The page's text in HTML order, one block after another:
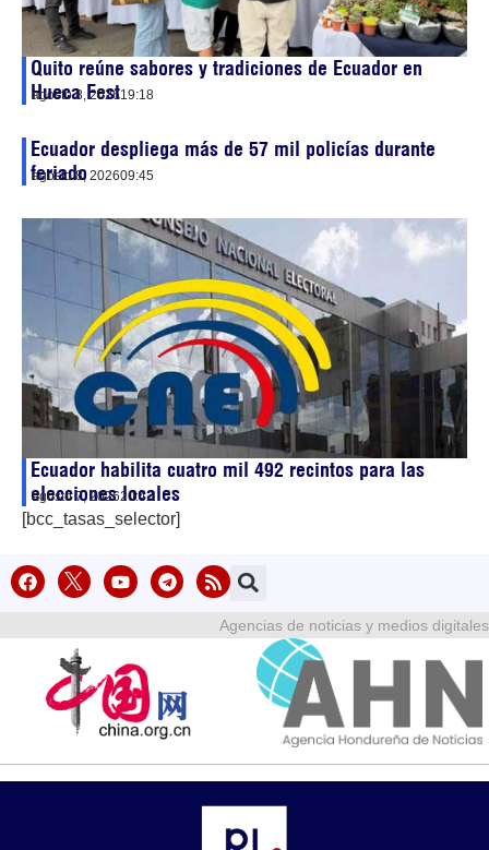
Quito reúne sabores y tradiciones de Ecuador en
Hueca Fest
agosto 8, 202619:18
Ecuador despliega más de 57 mil policías durante
feriado
agosto 8, 202609:45
Ecuador habilita cuatro mil 492 recintos para las
elecciones locales
agosto 7, 202620:42
[bcc_tasas_selector]
Agencias de noticias y medios digitales